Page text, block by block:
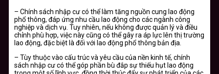
– Chính sách nhập cư có thể làm tăng nguồn cung lao động
phổ thông, đáp ứng nhu cầu lao động cho các ngành công
nghiệp và dịch vụ. Tuy nhiên, nếu không được quản lý và điều
chỉnh phù hợp, việc này cũng có thể gây ra áp lực lên thị trường
lao động, đặc biệt là đối với lao động phổ thông bản địa.
– Tùy thuộc vào cấu trúc và yêu cầu của nền kinh tế, chính
sách nhập cư có thể góp phần bù đắp sự thiếu hụt lao động